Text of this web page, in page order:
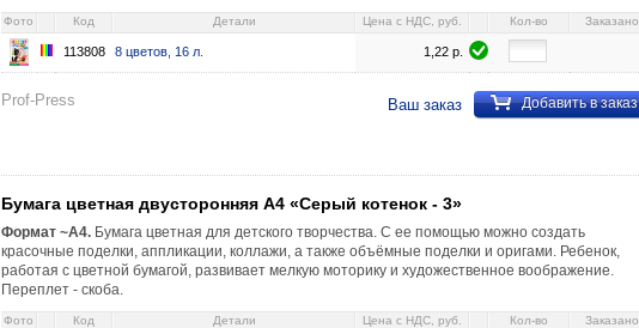
Фото Код Детали Цена c НДС, руб. Кол-во Заказано
113808 8 цветов, 16 л. 1,22 р.
Prof-Press Ваш заказ Добавить в заказ
Бумага цветная двусторонняя А4 «Серый котенок - 3»
Формат ~А4. Бумага цветная для детского творчества. С ее помощью можно создать
красочные поделки, аппликации, коллажи, а также объёмные поделки и оригами. Ребенок,
работая с цветной бумагой, развивает мелкую моторику и художественное воображение.
Переплет - скоба.
Фото Код Детали Цена c НДС, руб. Кол-во Заказано